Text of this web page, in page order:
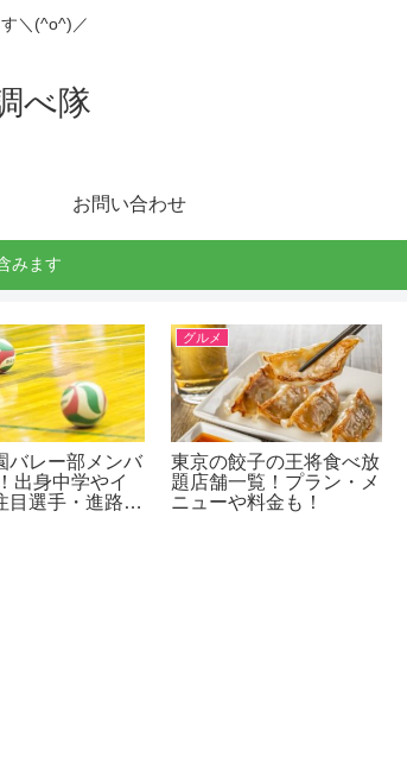
＼(^o^)／
べ隊
お問い合わせ
みます
バレー部メンバ
出身中学やイ
目選手・進路
グルメ
東京の餃子の王将食べ放
題店舗一覧！プラン・メ
ニューや料金も！